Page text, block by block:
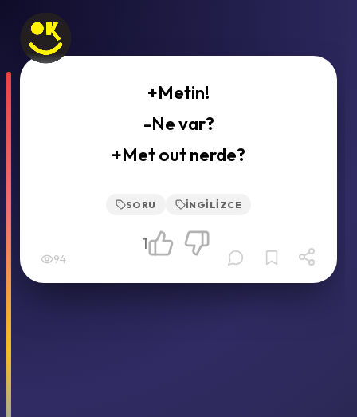
+Metin!
-Ne var?
+Met out nerde?
SORU İNGILIZCE
94
1